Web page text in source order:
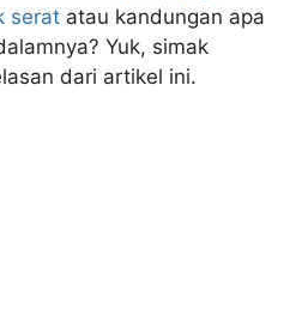
serat atau kandungan apa
Yuk, simak
dari artikel ini.